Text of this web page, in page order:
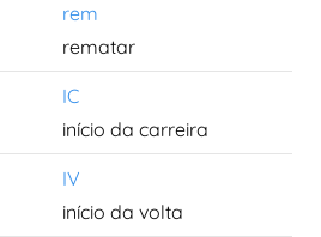
rem
rematar
IC
início da carreira
IV
início da volta